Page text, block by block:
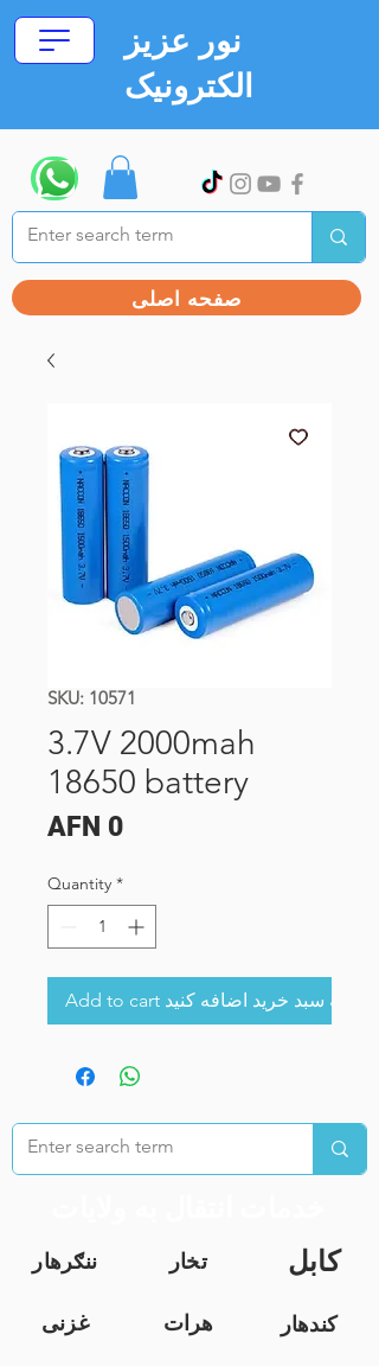
نور عزیز
الکترونیک
صفحه اصلی
SKU: 10571
3.7V 2000mah
18650 battery
AFN 0Price
Quantity *
Add to cart به سبد خرید اضافه کنید
ننګرهار تخار کابل
غزنی هرات
کندهار